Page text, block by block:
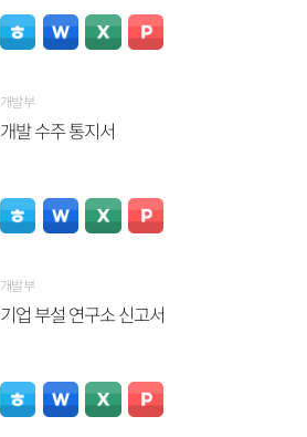
개발부
개발 수주 통지서
개발부
기업 부설 연구소 신고서